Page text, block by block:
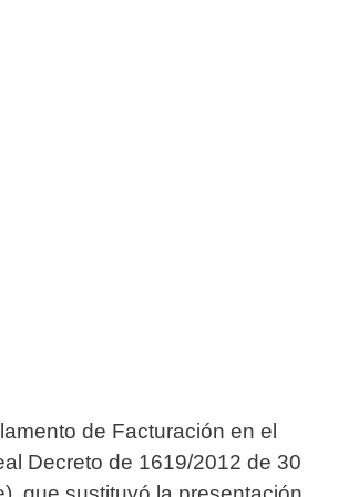
de Facturación en el
Decreto de 1619/2012 de 30